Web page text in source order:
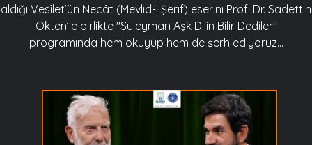
aldığı Vesîlet’ün Necât (Mevlid-i Şerif) eserini Prof. Dr. Sadettin
Ökten’le birlikte "Süleyman Aşk Dilin Bilir Dediler"
programında hem okuyup hem de şerh ediyoruz…